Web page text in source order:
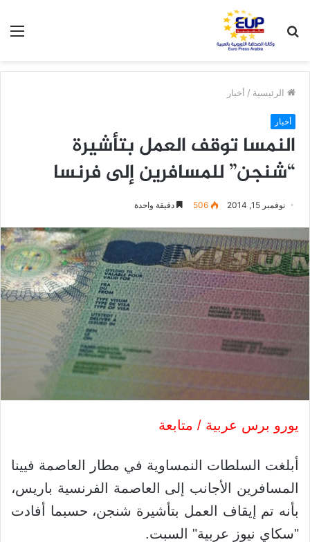
عن
الرئيسية / أخبار
أخبار
النمسا توقف العمل بتأشيرة
“شنجن” للمسافرين إلى فرنسا
نوفمبر 15, 2014 506 دقيقة واحدة
يورو برس عربية / متابعة
أبلغت السلطات النمساوية في مطار العاصمة فيينا
المسافرين الأجانب إلى العاصمة الفرنسية باريس،
بأنه تم إيقاف العمل بتأشيرة شنجن، حسبما أفادت
"سكاي نيوز عربية" السبت.